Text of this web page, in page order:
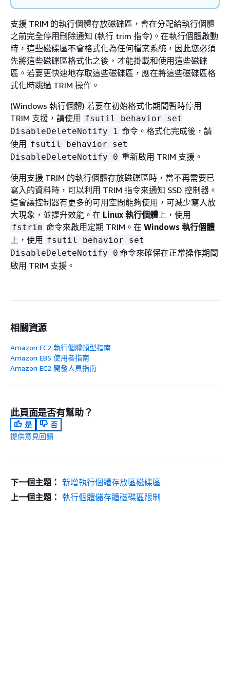
支援 TRIM 的執行個體存放磁碟區，會在分配給執行個體
之前完全停用刪除通知 (執行 trim 指令)。在執行個體啟動
時，這些磁碟區不會格式化為任何檔案系統，因此您必須
先將這些磁碟區格式化之後，才能掛載和使用這些磁碟
區。若要更快速地存取這些磁碟區，應在將這些磁碟區格
式化時跳過 TRIM 操作。
(Windows 執行個體) 若要在初始格式化期間暫時停用
TRIM 支援，請使用 fsutil behavior set
DisableDeleteNotify 1 命令。格式化完成後，請
使用 fsutil behavior set
DisableDeleteNotify 0 重新啟用 TRIM 支援。
使用支援 TRIM 的執行個體存放磁碟區時，當不再需要已
寫入的資料時，可以利用 TRIM 指令來通知 SSD 控制器。
這會讓控制器有更多的可用空間能夠使用，可減少寫入放
大現象，並提升效能。在 Linux 執行個體上，使用
fstrim 命令來啟用定期 TRIM。在 Windows 執行個體
上，使用 fsutil behavior set
DisableDeleteNotify 0 命令來確保在正常操作期間
啟用 TRIM 支援。
相關資源
Amazon EC2 執行個體類型指南
Amazon EBS 使用者指南
Amazon EC2 開發人員指南
此頁面是否有幫助？
是
否
提供意見回饋
下一個主題： 新增執行個體存放區磁碟區
上一個主題： 執行個體儲存體磁碟區限制